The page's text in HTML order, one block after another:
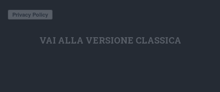
VAI ALLA VERSIONE CLASSICA